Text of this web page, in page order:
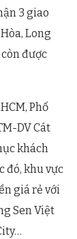
3 giao
Long
được
Phố
DV Cát
khách
đó, khu vực
giá rẻ với
Sen Việt